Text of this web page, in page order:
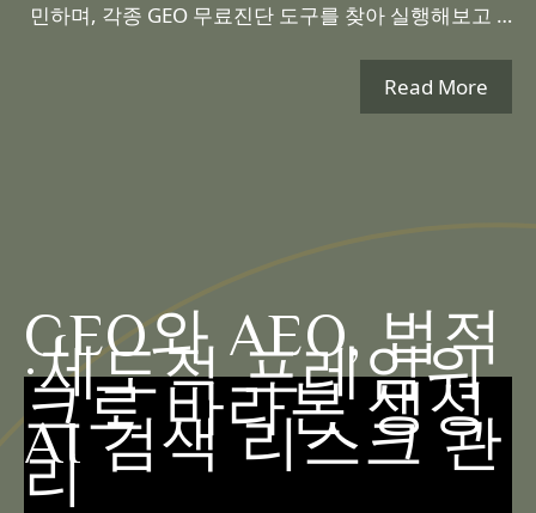
민하며, 각종 GEO 무료진단 도구를 찾아 실행해보고 …
Read More
GEO와 AEO, 법적
·제도적 프레임워
크로 바라본 생성
AI 검색 리스크 관
리